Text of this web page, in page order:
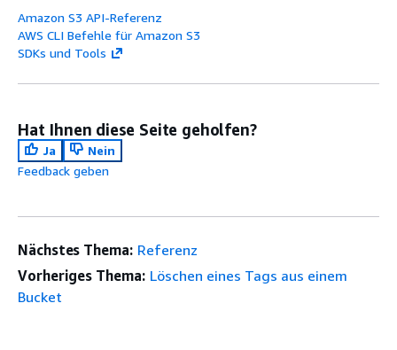
Amazon S3 API-Referenz
AWS CLI Befehle für Amazon S3
SDKs und Tools
Hat Ihnen diese Seite geholfen?
Ja
Nein
Feedback geben
Nächstes Thema: Referenz
Vorheriges Thema: Löschen eines Tags aus einem
Bucket